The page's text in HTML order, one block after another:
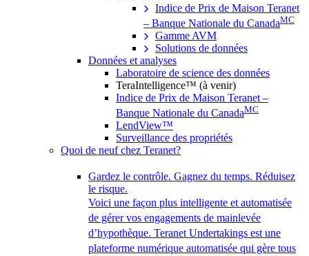
Indice de Prix de Maison Teranet
– Banque Nationale du CanadaMC
Gamme AVM
Solutions de données
Données et analyses
Laboratoire de science des données
TeraIntelligence™ (à venir)
Indice de Prix de Maison Teranet –
Banque Nationale du CanadaMC
LendView™
Surveillance des propriétés
Quoi de neuf chez Teranet?
Gardez le contrôle. Gagnez du temps. Réduisez
le risque.
Voici une façon plus intelligente et automatisée
de gérer vos engagements de mainlevée
d’hypothèque. Teranet Undertakings est une
plateforme numérique automatisée qui gère tous